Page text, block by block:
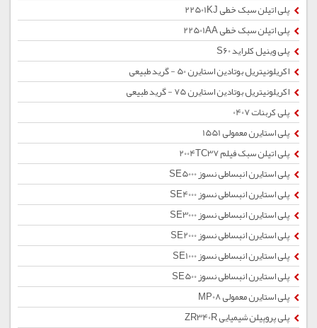
پلی اتیلن سبک خطی 22501KJ
پلی اتیلن سبک خطی 22501AA
پلی وینیل کلراید S60
اکریلونیتریل بوتادین استایرن 50 - گرید طبیعی
اکریلونیتریل بوتادین استایرن 75 - گرید طبیعی
پلی کربنات 0407
پلی استایرن معمولی 1551
پلی اتیلن سبک فیلم 2004TC37
پلی استایرن انبساطی نسوز SE5000
پلی استایرن انبساطی نسوز SE4000
پلی استایرن انبساطی نسوز SE3000
پلی استایرن انبساطی نسوز SE2000
پلی استایرن انبساطی نسوز SE1000
پلی استایرن انبساطی نسوز SE500
پلی استایرن معمولی MP08
پلی پروپیلن شیمیایی ZR340R